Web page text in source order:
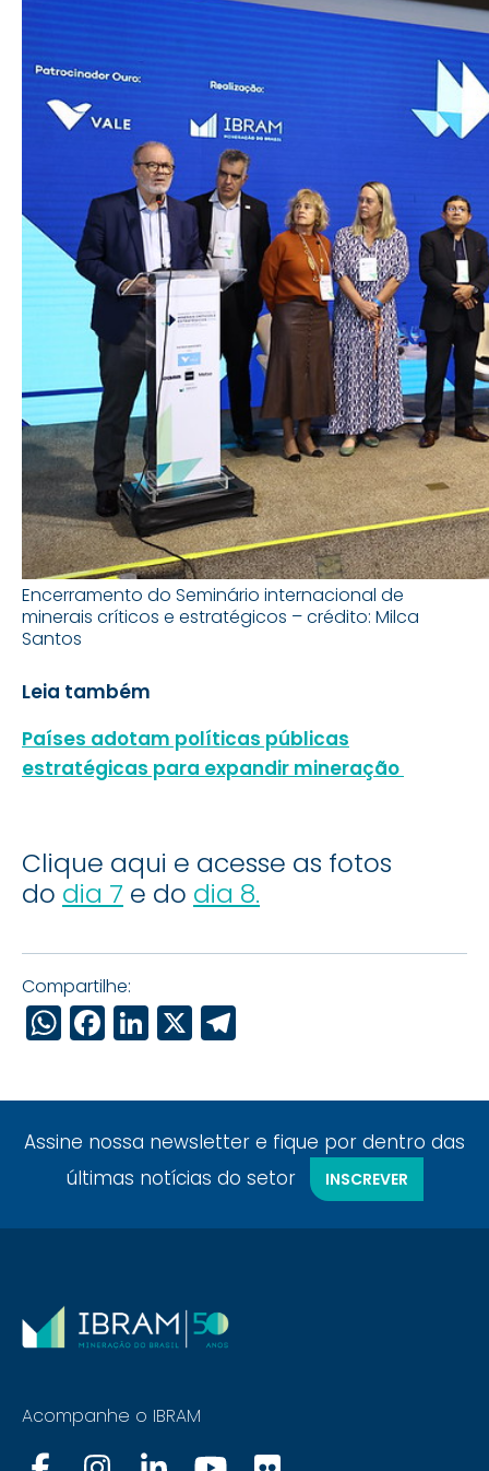
Encerramento do Seminário internacional de
minerais críticos e estratégicos – crédito: Milca
Santos
Leia também
Países adotam políticas públicas
estratégicas para expandir mineração
Clique aqui e acesse as fotos
do dia 7 e do dia 8.
Compartilhe:
WhatsApp
Facebook
LinkedIn
X
Assine nossa newsletter e fique por dentro das
últimas notícias do setor
INSCREVER
Acompanhe o IBRAM